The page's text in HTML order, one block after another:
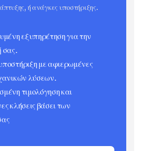
ή ανάγκες υποστήριξης.
εξυπηρέτηση για την
σας.
με αφιερωμένες
λύσεων.
τιμολόγηση και
κλήσεις βάσει των